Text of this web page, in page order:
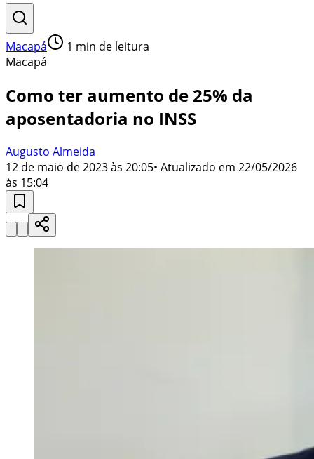
Macapá 1 min de leitura
Macapá
Como ter aumento de 25% da
aposentadoria no INSS
Augusto Almeida
12 de maio de 2023 às 20:05• Atualizado em 22/05/2026
às 15:04